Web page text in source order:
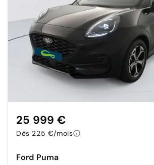
Ford Puma
25 999 €
Dès 225 €/mois